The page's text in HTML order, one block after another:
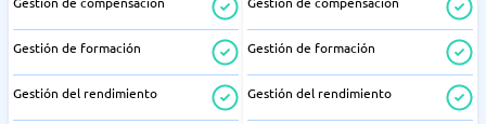
Gestión de formación
Gestión del rendimiento
Gestión de formación
Gestión del rendimiento